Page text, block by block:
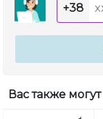
+38
Вас также